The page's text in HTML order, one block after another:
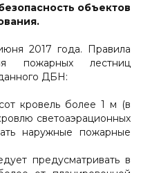
объектов
2017 года. Правила
пожарных лестниц
ДБН:
кровель более 1 м (в
светоаэрационных
наружные пожарные
предусматривать в